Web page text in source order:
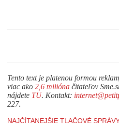
Tento text je platenou formou
viac ako 2,6 milióna čitateľov
nájdete TU. Kontakt:
227.
NAJČÍTANEJŠIE TLAČOVÉ